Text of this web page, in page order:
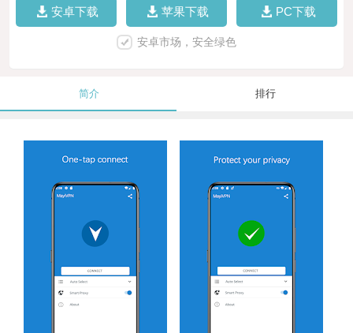
安卓下载 苹果下载 PC下载
安卓市场，安全绿色
简介 排行